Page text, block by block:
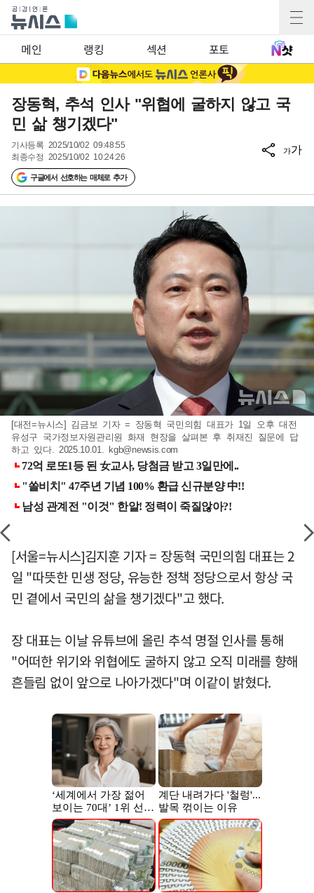
메인 랭킹 섹션 포토
장동혁, 추석 인사 "위협에 굴하지 않고 국
민 삶 챙기겠다"
기사등록 2025/10/02 09:48:55
최종수정 2025/10/02 10:24:26
구글에서 선호하는 매체로 추가
가가
[대전=뉴시스] 김금보 기자 = 장동혁 국민의힘 대표가 1일 오후 대전
유성구 국가정보자원관리원 화재 현장을 살펴본 후 취재진 질문에 답
하고 있다. 2025.10.01. kgb@newsis.com
[서울=뉴시스]김지훈 기자 = 장동혁 국민의힘 대표는 2
일 "따뜻한 민생 정당, 유능한 정책 정당으로서 항상 국
민 곁에서 국민의 삶을 챙기겠다"고 했다.
장 대표는 이날 유튜브에 올린 추석 명절 인사를 통해
"어떠한 위기와 위협에도 굴하지 않고 오직 미래를 향해
흔들림 없이 앞으로 나아가겠다"며 이같이 밝혔다.